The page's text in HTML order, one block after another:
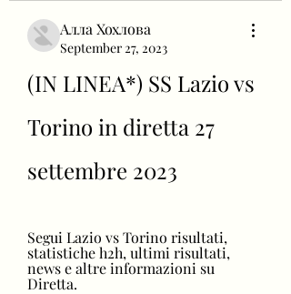
Алла Хохлова
September 27, 2023
(IN LINEA*) SS Lazio vs
Torino in diretta 27
settembre 2023
Segui Lazio vs Torino risultati,
statistiche h2h, ultimi risultati,
news e altre informazioni su
Diretta.